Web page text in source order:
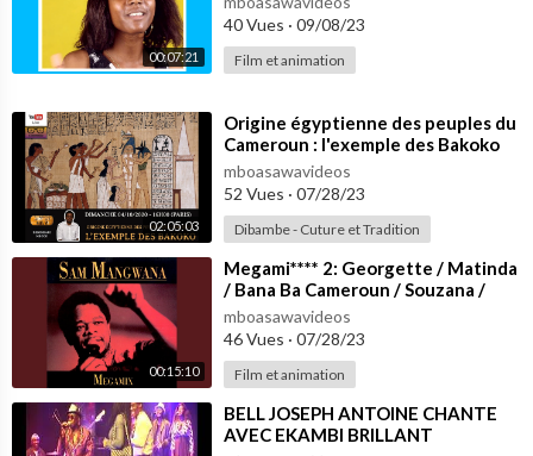
https://twitch.tv/tarmacbe
Le sitehttps://www.tarmac.be
Écoute la WEBRADIO Tarmac :
ios
00:07:21
40 Vues · 09/08/23
Film et animation
02:05:03
⁣Origine égyptienne des peuples du
Cameroun : l'exemple des Bakoko
mboasawavideos
52 Vues · 07/28/23
Dibambe - Cuture et Tradition
00:15:10
⁣Megami**** 2: Georgette / Matinda
/ Bana Ba Cameroun / Souzana /
Diamo Diamo / Kabibi / Antonio /...
mboasawavideos
46 Vues · 07/28/23
Film et animation
⁣BELL JOSEPH ANTOINE CHANTE
AVEC EKAMBI BRILLANT